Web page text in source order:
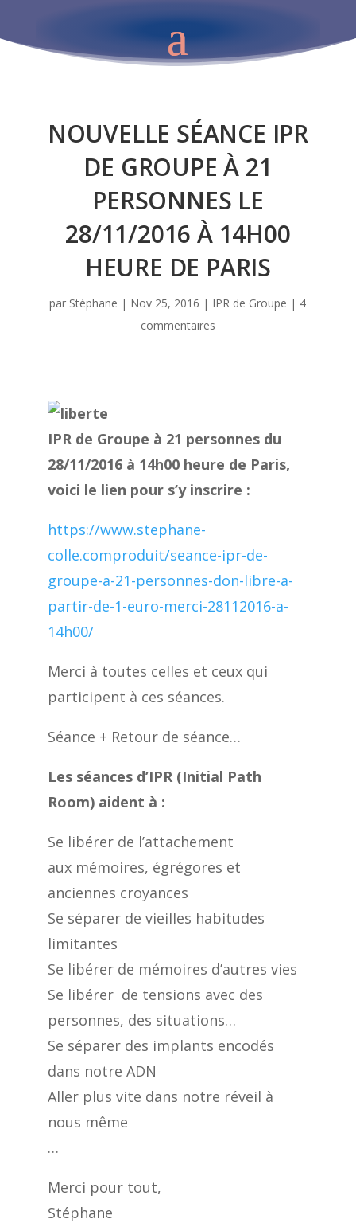
NOUVELLE SÉANCE IPR
DE GROUPE À 21
PERSONNES LE
28/11/2016 À 14H00
HEURE DE PARIS
par Stéphane | Nov 25, 2016 | IPR de Groupe | 4
commentaires
IPR de Groupe à 21 personnes du
28/11/2016 à 14h00 heure de Paris,
voici le lien pour s’y inscrire :
https://www.stephane-
colle.comproduit/seance-ipr-de-
groupe-a-21-personnes-don-libre-a-
partir-de-1-euro-merci-28112016-a-
14h00/
Merci à toutes celles et ceux qui
participent à ces séances.
Séance + Retour de séance…
Les séances d’IPR (Initial Path
Room) aident à :
Se libérer de l’attachement
aux mémoires, égrégores et
anciennes croyances
Se séparer de vieilles habitudes
limitantes
Se libérer de mémoires d’autres vies
Se libérer de tensions avec des
personnes, des situations…
Se séparer des implants encodés
dans notre ADN
Aller plus vite dans notre réveil à
nous même
…
Merci pour tout,
Stéphane